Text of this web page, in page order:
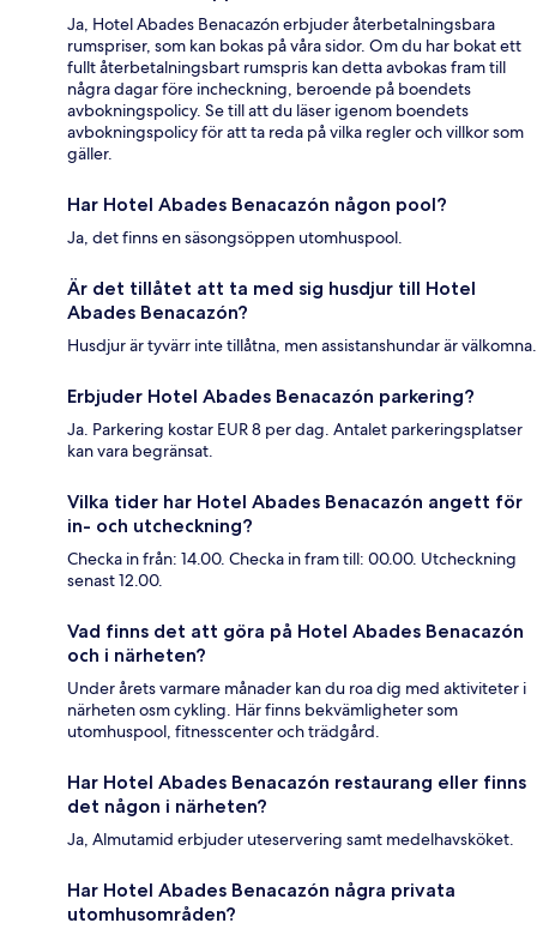
Ja, Hotel Abades Benacazón erbjuder återbetalningsbara
rumspriser, som kan bokas på våra sidor. Om du har bokat ett
fullt återbetalningsbart rumspris kan detta avbokas fram till
några dagar före incheckning, beroende på boendets
avbokningspolicy. Se till att du läser igenom boendets
avbokningspolicy för att ta reda på vilka regler och villkor som
gäller.
Har Hotel Abades Benacazón någon pool?
Ja, det finns en säsongsöppen utomhuspool.
Är det tillåtet att ta med sig husdjur till Hotel
Abades Benacazón?
Husdjur är tyvärr inte tillåtna, men assistanshundar är välkomna.
Erbjuder Hotel Abades Benacazón parkering?
Ja. Parkering kostar EUR 8 per dag. Antalet parkeringsplatser
kan vara begränsat.
Vilka tider har Hotel Abades Benacazón angett för
in- och utcheckning?
Checka in från: 14.00. Checka in fram till: 00.00. Utcheckning
senast 12.00.
Vad finns det att göra på Hotel Abades Benacazón
och i närheten?
Under årets varmare månader kan du roa dig med aktiviteter i
närheten osm cykling. Här finns bekvämligheter som
utomhuspool, fitnesscenter och trädgård.
Har Hotel Abades Benacazón restaurang eller finns
det någon i närheten?
Ja, Almutamid erbjuder uteservering samt medelhavsköket.
Har Hotel Abades Benacazón några privata
utomhusområden?